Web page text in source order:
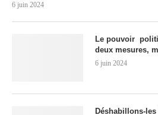
6 juin 2024
Le pouvoir
deux mesures,
6 juin 2024
Déshabillons-les